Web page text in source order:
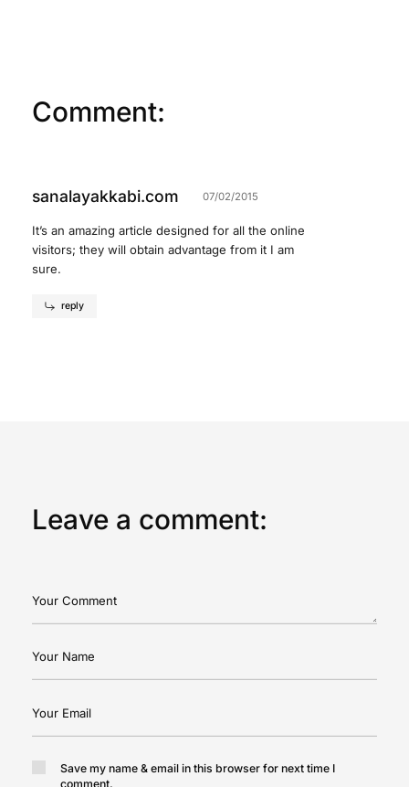
Comment:
sanalayakkabi.com 07/02/2015
It’s an amazing article designed for all the online
visitors; they will obtain advantage from it I am
sure.
reply
Leave a comment:
Save my name & email in this browser for next time I
comment.